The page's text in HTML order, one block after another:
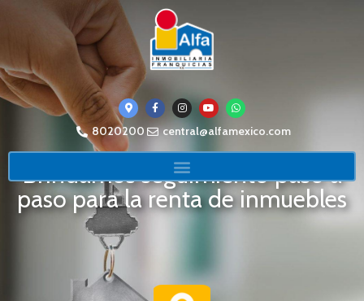
8020200 central@alfamexico.com
Brindamos seguimiento paso a
paso para la renta de inmuebles